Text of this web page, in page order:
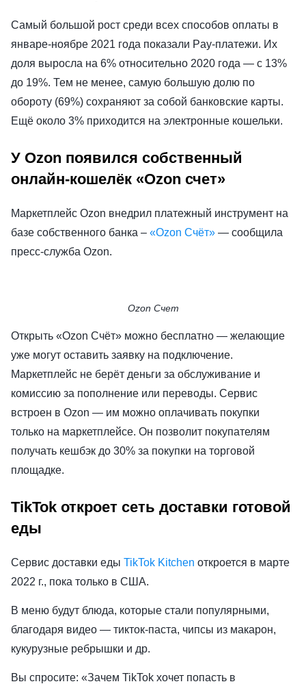
Самый большой рост среди всех способов оплаты в
январе-ноябре 2021 года показали Pay-платежи. Их
доля выросла на 6% относительно 2020 года — с 13%
до 19%. Тем не менее, самую большую долю по
обороту (69%) сохраняют за собой банковские карты.
Ещё около 3% приходится на электронные кошельки.
У Ozon появился собственный
онлайн-кошелёк «Ozon счет»
Маркетплейс Ozon внедрил платежный инструмент на
базе собственного банка – «Ozon Счёт» — сообщила
пресс-служба Ozon.
Ozon Счет
Открыть «Ozon Счёт» можно бесплатно — желающие
уже могут оставить заявку на подключение.
Маркетплейс не берёт деньги за обслуживание и
комиссию за пополнение или переводы. Сервис
встроен в Ozon — им можно оплачивать покупки
только на маркетплейсе. Он позволит покупателям
получать кешбэк до 30% за покупки на торговой
площадке.
TikTok откроет сеть доставки готовой
еды
Сервис доставки еды TikTok Kitchen откроется в марте
2022 г., пока только в США.
В меню будут блюда, которые стали популярными,
благодаря видео — тикток-паста, чипсы из макарон,
кукурузные ребрышки и др.
Вы спросите: «Зачем TikTok хочет попасть в